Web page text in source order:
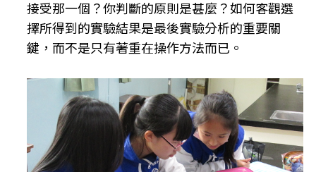
接受那一個？你判斷的原則是甚麼？如何客觀選
擇所得到的實驗結果是最後實驗分析的重要關
鍵，而不是只有著重在操作方法而已。